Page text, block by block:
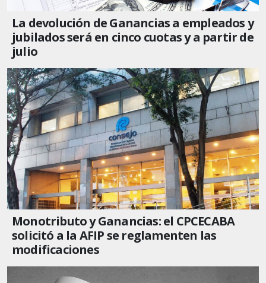
La devolución de Ganancias a empleados y
jubilados será en cinco cuotas y a partir de
julio
Monotributo y Ganancias: el CPCECABA
solicitó a la AFIP se reglamenten las
modificaciones